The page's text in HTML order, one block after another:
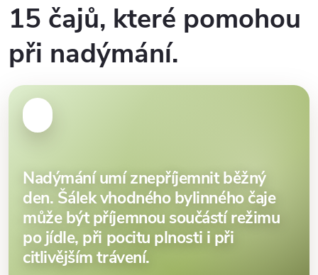
15 čajů, které pomohou
při nadýmání.
Nadýmání umí znepříjemnit běžný
den. Šálek vhodného bylinného čaje
může být příjemnou součástí režimu
po jídle, při pocitu plnosti i při
citlivějším trávení.